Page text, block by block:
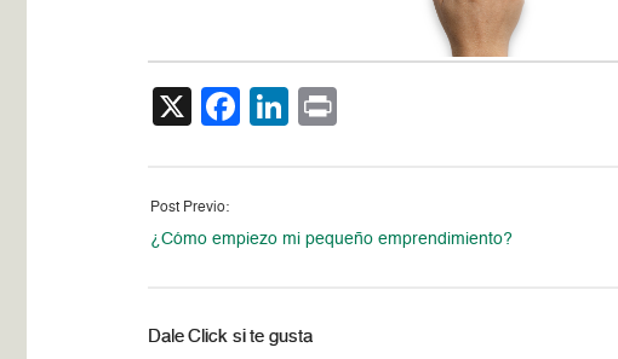
X Facebook
LinkedIn
Post Previo:
¿Cómo empiezo mi pequeño emprendimiento?
Dale Click si te gusta